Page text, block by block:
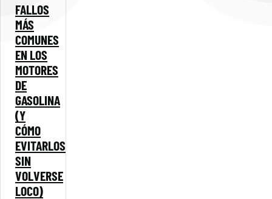
FALLOS
MÁS
COMUNES
EN LOS
MOTORES
DE
GASOLINA
(Y
CÓMO
EVITARLOS
SIN
VOLVERSE
LOCO)